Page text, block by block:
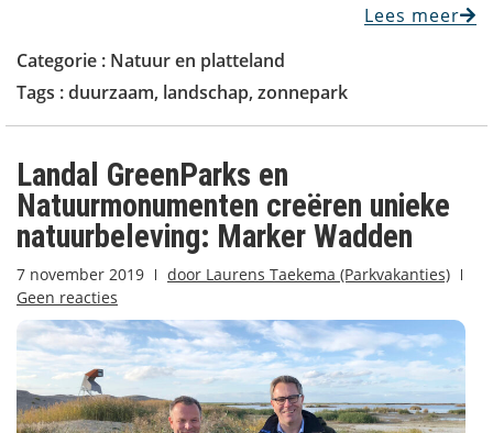
Lees meer
Categorie : Natuur en platteland
Tags :duurzaam, landschap, zonnepark
Landal GreenParks en
Natuurmonumenten creëren unieke
natuurbeleving: Marker Wadden
7 november 2019 door Laurens Taekema (Parkvakanties)
Geen reacties